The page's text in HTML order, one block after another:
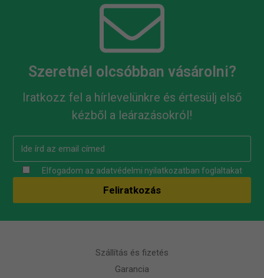
Szeretnél olcsóbban vásárolni?
Iratkozz fel a hírlevelünkre és értesülj első
kézből a leárazásokról!
Elfogadom az adatvédelmi nyilatkozatban foglaltakat
Szállítás és fizetés
Garancia